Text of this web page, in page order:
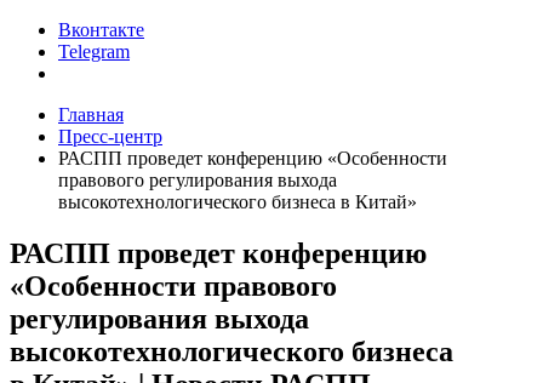
Вконтакте
Telegram
Главная
Пресс-центр
РАСПП проведет конференцию «Особенности
правового регулирования выхода
высокотехнологического бизнеса в Китай»
РАСПП проведет конференцию
«Особенности правового
регулирования выхода
высокотехнологического бизнеса